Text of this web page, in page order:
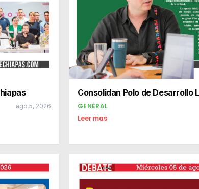
ago 5, 2026
Consolidan Polo de Desarrollo
GENERAL
Leer mas